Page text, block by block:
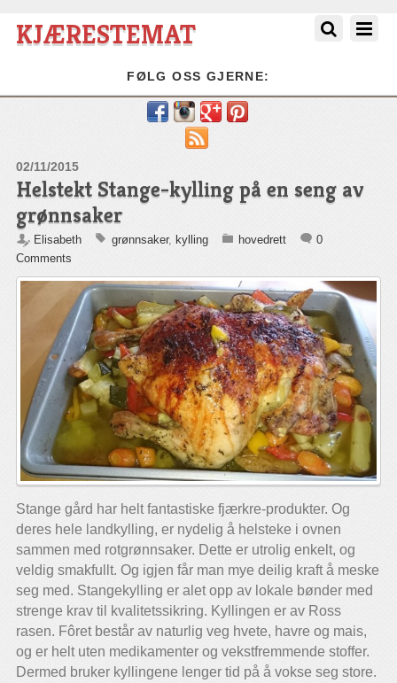
KJÆRESTEMAT
FØLG OSS GJERNE:
RSS
02/11/2015
Helstekt Stange-kylling på en seng av
grønnsaker
Elisabeth grønnsaker, kylling hovedrett
0
Comments
Stange gård har helt fantastiske fjærkre-produkter. Og
deres hele landkylling, er nydelig å helsteke i ovnen
sammen med rotgrønnsaker. Dette er utrolig enkelt, og
veldig smakfullt. Og igjen får man mye deilig kraft å meske
seg med. Stangekylling er alet opp av lokale bønder med
strenge krav til kvalitetssikring. Kyllingen er av Ross
rasen. Fôret består av naturlig veg hvete, havre og mais,
og er helt uten medikamenter og vekstfremmende stoffer.
Dermed bruker kyllingene lenger tid på å vokse seg store.